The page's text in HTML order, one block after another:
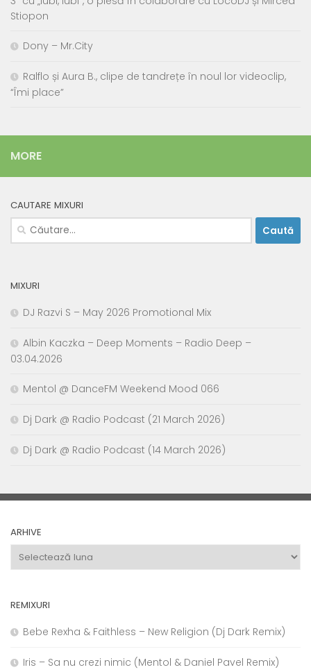
Stiopon
Dony – Mr.City
Ralflo și Aura B., clipe de tandrețe în noul lor videoclip,
“Îmi place”
MORE
CAUTARE MIXURI
Caută
după:
MIXURI
DJ Razvi S – May 2026 Promotional Mix
Albin Kaczka – Deep Moments – Radio Deep –
03.04.2026
Mentol @ DanceFM Weekend Mood 066
Dj Dark @ Radio Podcast (21 March 2026)
Dj Dark @ Radio Podcast (14 March 2026)
ARHIVE
Arhive
REMIXURI
Bebe Rexha & Faithless – New Religion (Dj Dark Remix)
Iris – Sa nu crezi nimic (Mentol & Daniel Pavel Remix)